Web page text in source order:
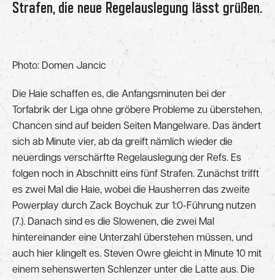
Strafen, die neue Regelauslegung lässt grüßen.
Photo: Domen Jancic
Die Haie schaffen es, die Anfangsminuten bei der
Torfabrik der Liga ohne gröbere Probleme zu überstehen.
Chancen sind auf beiden Seiten Mangelware. Das ändert
sich ab Minute vier, ab da greift nämlich wieder die
neuerdings verschärfte Regelauslegung der Refs. Es
folgen noch in Abschnitt eins fünf Strafen. Zunächst trifft
es zwei Mal die Haie, wobei die Hausherren das zweite
Powerplay durch Zack Boychuk zur 1:0-Führung nutzen
(7.). Danach sind es die Slowenen, die zwei Mal
hintereinander eine Unterzahl überstehen müssen, und
auch hier klingelt es. Steven Owre gleicht in Minute 10 mit
einem sehenswerten Schlenzer unter die Latte aus. Die